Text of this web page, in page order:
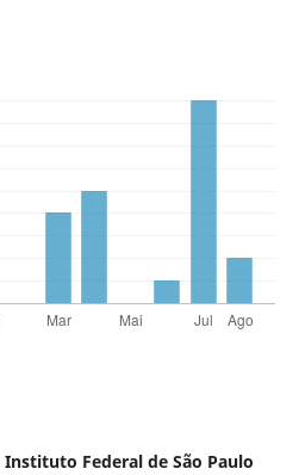
Instituto Federal de São Paulo